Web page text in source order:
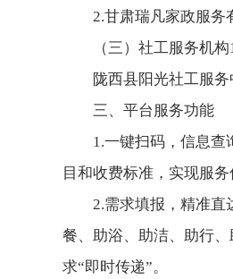
2.甘肃瑞凡家政服务
（三）社工服务机构
陇西县阳光社工服
三、平台服务功能
1.一键扫码，信息
目和收费标准，实现服务
2.需求填报，精准直
餐、助浴、助洁、助行
求“即时传递”。